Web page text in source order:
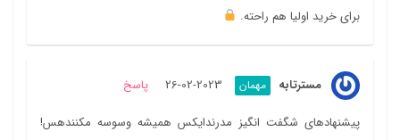
برای خرید اولیا هم راحته.
مسترتابه مهمان 2023-02-26 پاسخ
پیشنهادهای شگفت انگیز مدرندایکس همیشه وسوسه مکنندهس!